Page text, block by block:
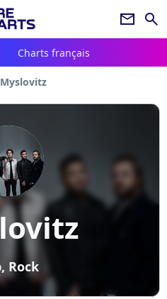
newsletter search
Charts français
Myslovitz
Rock